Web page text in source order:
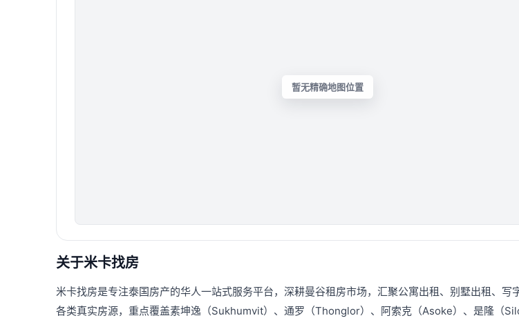
暂无精确地图位置
关于米卡找房
米卡找房是专注泰国房产的华人一站式服务平台，深耕曼谷租房市场，汇聚公寓出租、别墅出租、写
各类真实房源，重点覆盖素坤逸（Sukhumvit）、通罗（Thonglor）、阿索克（Asoke）、是隆（